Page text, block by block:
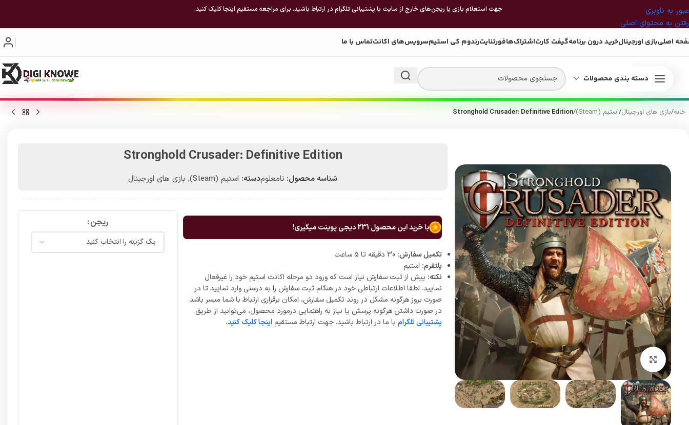
عبور به ناوبری
رفتن به محتوای اصلی
جهت استعلام بازی یا ریجن‌های خارج از سایت با پشتیبانی تلگرام در ارتباط باشید. برای مراجعه مستقیم اینجا کلیک کنید.
اصلیبازی اورجینالخرید درون برنامهگیفت کارتاشتراک‌هافورتنایترندوم کی استیمسرویس‌های اکانتتماس با ما
دسته بندی محصولات
خانه/بازی های اورجینال/استیم (Steam) /
Stronghold Crusader: Definitive Edition
بزرگنمایی تصویر
Stronghold Crusader: Definitive Edition
شناسه محصول: نامعلومدسته: استیم (Steam) , بازی های اورجینال
با خرید این محصول 231دیجی پوینت میگیری!
تکمیل سفارش:
پلتفرم: استیم
نکته: پیش از ثبت سفارش نیاز است که ورود دو مرحله اکانت استیم خود را غیرفعال
نمایید. لطفا اطلاعات ارتباطی خود در هنگام ثبت سفارش را به درستی وارد نمایید تا در
صورت بروز هرگونه مشکل در روند تکمیل سفارش، امکان برقراری ارتباط با شما میسر باشد.
در صورت داشتن هرگونه پرسش یا نیاز به راهنمایی درمورد محصول، می‌توانید از طریق
پشتیبانی تلگرامبا ما در ارتباط باشید. جهت ارتباط مستقیم اینجا کلیک کنید.
ریجن